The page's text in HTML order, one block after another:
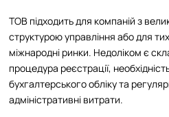
ТОВ підходить для компаній з
структурою управління або для
міжнародні ринки. Недоліком є
процедура реєстрації,
бухгалтерського обліку та
адміністративні витрати.